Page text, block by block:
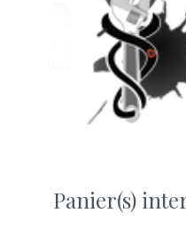
Panier(s)